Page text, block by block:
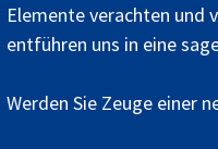
Elemente verachten und
entführen uns in eine
Werden Sie Zeuge einer